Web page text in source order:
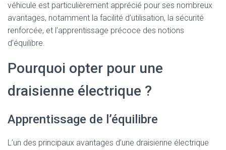
véhicule est particulièrement apprécié pour ses nombreux
avantages, notamment la facilité d’utilisation, la sécurité
renforcée, et l’apprentissage précoce des notions
d’équilibre.
Pourquoi opter pour une
draisienne électrique ?
Apprentissage de l’équilibre
L’un des principaux avantages d’une draisienne électrique